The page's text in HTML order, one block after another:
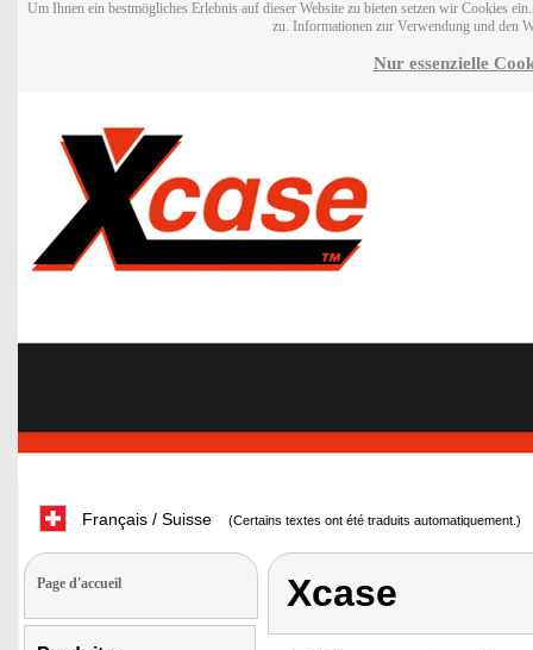
Um Ihnen ein bestmögliches Erlebnis auf dieser Website zu bieten setzen wir Cookies
zu. Informationen zur Verwendung und den
Nur essenzielle
Français / Suisse (Certains textes ont été traduits automatiquement.)
Page d'accueil Xcase